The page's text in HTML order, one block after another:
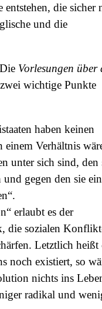
entstehen, die sicher
und die
Vorlesungen über
wichtige Punkte
haben keinen
einem Verhältnis
unter sich sind, den
gegen den sie ein
erlaubt es der
die sozialen
Letztlich heißt
noch existiert, so
nichts ins
radikal und